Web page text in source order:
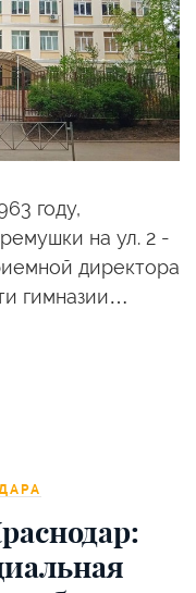
году,
на ул. 2 -
директора
гимназии…